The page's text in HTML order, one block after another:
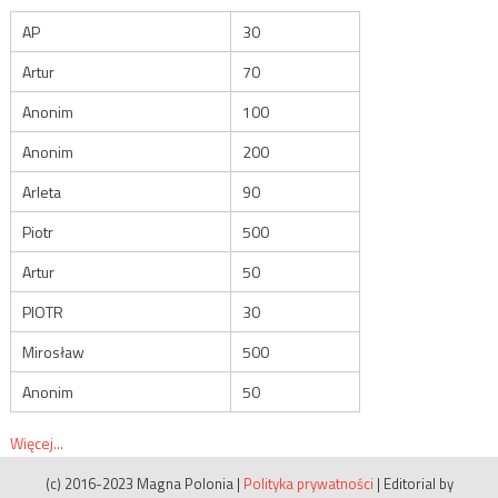
AP
30
Artur
70
Anonim
100
Anonim
200
Arleta
90
Piotr
500
Artur
50
PIOTR
30
Mirosław
500
Anonim
50
Więcej...
(c) 2016-2023 Magna Polonia | Polityka prywatności | Editorial by